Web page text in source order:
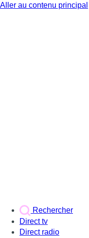
Aller au contenu principal
Rechercher
Direct tv
Direct radio